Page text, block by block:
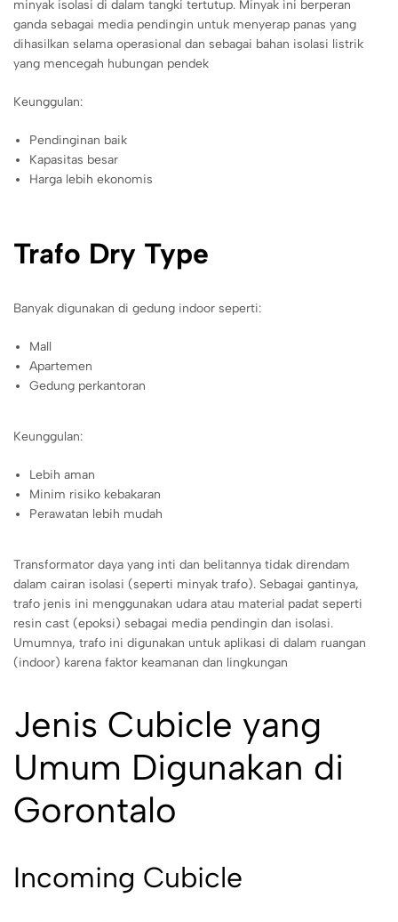
minyak isolasi di dalam tangki tertutup. Minyak ini berperan
ganda sebagai media pendingin untuk menyerap panas yang
dihasilkan selama operasional dan sebagai bahan isolasi listrik
yang mencegah hubungan pendek
Keunggulan:
Pendinginan baik
Kapasitas besar
Harga lebih ekonomis
Trafo Dry Type
Banyak digunakan di gedung indoor seperti:
Mall
Apartemen
Gedung perkantoran
Keunggulan:
Lebih aman
Minim risiko kebakaran
Perawatan lebih mudah
Transformator daya yang inti dan belitannya tidak direndam
dalam cairan isolasi (seperti minyak trafo). Sebagai gantinya,
trafo jenis ini menggunakan udara atau material padat seperti
resin cast (epoksi) sebagai media pendingin dan isolasi.
Umumnya, trafo ini digunakan untuk aplikasi di dalam ruangan
(indoor) karena faktor keamanan dan lingkungan
Jenis Cubicle yang
Umum Digunakan di
Gorontalo
Incoming Cubicle